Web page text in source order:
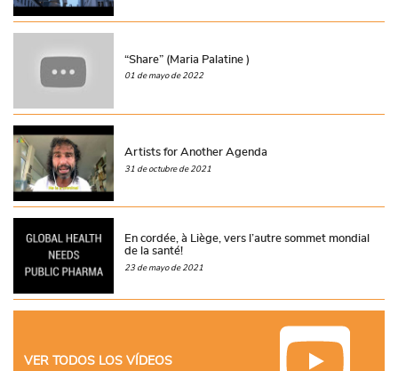
“Share” (Maria Palatine )
01 de mayo de 2022
Artists for Another Agenda
31 de octubre de 2021
En cordée, à Liège, vers l’autre sommet mondial
de la santé!
23 de mayo de 2021
VER TODOS LOS VÍDEOS